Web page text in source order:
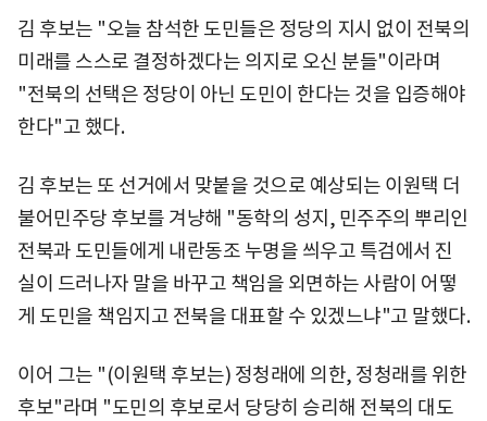
김 후보는 "오늘 참석한 도민들은 정당의 지시 없이 전북의
미래를 스스로 결정하겠다는 의지로 오신 분들"이라며
"전북의 선택은 정당이 아닌 도민이 한다는 것을 입증해야
한다"고 했다.
김 후보는 또 선거에서 맞붙을 것으로 예상되는 이원택 더
불어민주당 후보를 겨냥해 "동학의 성지, 민주주의 뿌리인
전북과 도민들에게 내란동조 누명을 씌우고 특검에서 진
실이 드러나자 말을 바꾸고 책임을 외면하는 사람이 어떻
게 도민을 책임지고 전북을 대표할 수 있겠느냐"고 말했다.
이어 그는 "(이원택 후보는) 정청래에 의한, 정청래를 위한
후보"라며 "도민의 후보로서 당당히 승리해 전북의 대도